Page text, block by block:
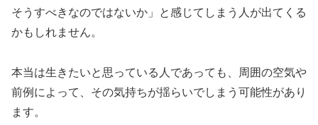
そうすべきなのではないか」と感じてしまう人が出てくる
かもしれません。
本当は生きたいと思っている人であっても、周囲の空気や
前例によって、その気持ちが揺らいでしまう可能性があり
ます。